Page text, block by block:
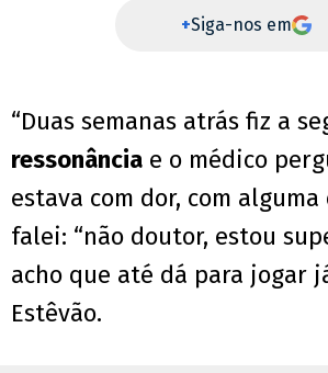
+Siga-nos em
“Duas semanas atrás fiz a
ressonância e o médico
estava com dor, com alguma
falei: “não doutor, estou
acho que até dá para jogar
Estêvão.